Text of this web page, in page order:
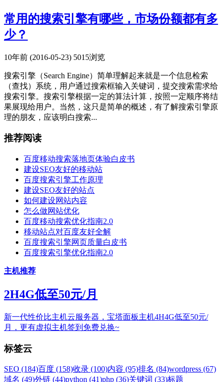
常用的搜索引擎有哪些，市场份额都有多
少？
10年前 (2016-05-23) 5015浏览
搜索引擎（Search Engine）简单理解起来就是一个信息检索
（查找）系统，用户通过搜索框输入关键词，提交搜索需求给
搜索引擎。搜索引擎根据一定的算法计算，按照一定顺序将结
果展现给用户。当然，这只是简单的概述，有了解搜索引擎原
理的朋友，应该明白搜索...
推荐阅读
百度移动搜索落地页体验白皮书
建设SEO友好的移动站
百度搜索引擎工作原理
建设SEO友好的站点
如何建设网站内容
怎么做网站优化
百度移动搜索优化指南2.0
移动站点对百度友好全解
百度搜索引擎网页质量白皮书
百度搜索引擎优化指南2.0
主机推荐
2H4G低至50元/月
新一代性价比主机云服务器，宝塔面板主机4H4G低至50元/
月，更有虚拟主机签到免费兑换~
标签云
SEO (184)百度 (158)收录 (100)内容 (95)排名 (84)wordpress (67)
域名 (49)外链 (44)python (41)php (36)关键词 (33)标题